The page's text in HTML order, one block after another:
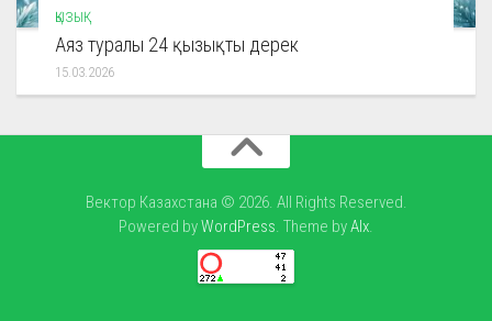
ҚЫЗЫҚ
Аяз туралы 24 қызықты дерек
15.03.2026
Вектор Казахстана © 2026. All Rights Reserved.
Powered byWordPress. Theme byAlx.